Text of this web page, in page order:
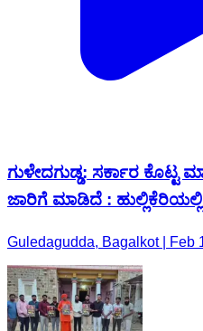
ಗುಳೇದಗುಡ್ಡ: ಸರ್ಕಾರ
ಜಾರಿಗೆ ಮಾಡಿದೆ :
Guledagudda, Bagalkot | Feb